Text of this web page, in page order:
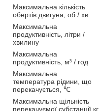
Максимальна кількість
обертів двигуна, об / хв
Максимальна
продуктивність, літри /
хвилину
Максимальна
продуктивність, м³ / год
Максимальна
температура рідини, що
перекачується, ℃
Максимальна щільність
перекачуємої субстанції кг